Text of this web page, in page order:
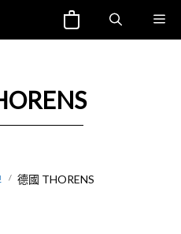
德國 THORENS